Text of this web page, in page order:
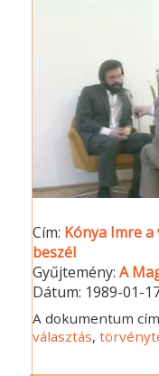
Cím: Kónya Imre
beszél
Gyűjtemény:A
Dátum: 1989-01-
A dokumentum
választás,